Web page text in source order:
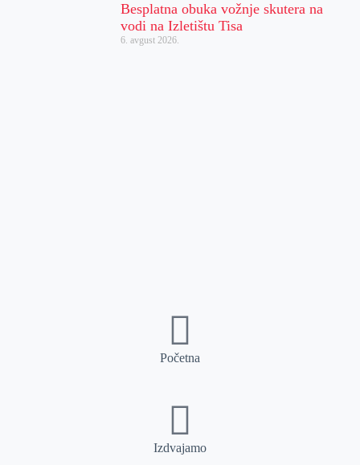
Besplatna obuka vožnje skutera na
vodi na Izletištu Tisa
6. avgust 2026.
Početna
Izdvajamo